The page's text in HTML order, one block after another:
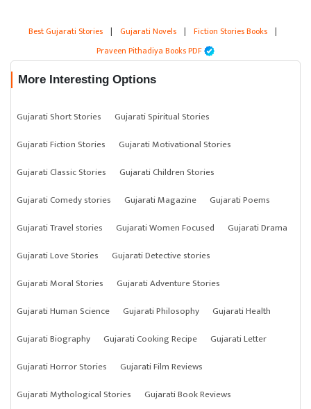
Best Gujarati Stories | Gujarati Novels | Fiction Stories Books |
Praveen Pithadiya Books PDF
More Interesting Options
Gujarati Short Stories
Gujarati Spiritual Stories
Gujarati Fiction Stories
Gujarati Motivational Stories
Gujarati Classic Stories
Gujarati Children Stories
Gujarati Comedy stories
Gujarati Magazine
Gujarati Poems
Gujarati Travel stories
Gujarati Women Focused
Gujarati Drama
Gujarati Love Stories
Gujarati Detective stories
Gujarati Moral Stories
Gujarati Adventure Stories
Gujarati Human Science
Gujarati Philosophy
Gujarati Health
Gujarati Biography
Gujarati Cooking Recipe
Gujarati Letter
Gujarati Horror Stories
Gujarati Film Reviews
Gujarati Mythological Stories
Gujarati Book Reviews